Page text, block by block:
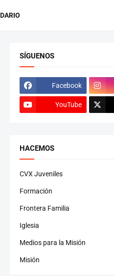
SÍGUENOS
Facebook
YouTube
HACEMOS
CVX Juveniles
Formación
Frontera Familia
Iglesia
Medios para la Misión
Misión